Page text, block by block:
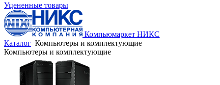
Уцененные товары
Компьюмаркет НИКС
Каталог Компьютеры и комплектующие
Компьютеры и комплектующие